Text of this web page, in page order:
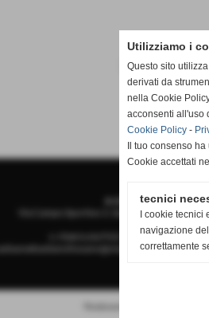
A.S.D.San Sebastiano
Via Campo Sportivo 3, San Sebastiano -
n. Matricola FIGC 710793 - P.I. PI
asdsansebastianofossano@virgilio.it-
Utilizziamo i
Questo sito
derivati da
nella Cookie
acconsenti all'uso
Cookie Policy -
Il tuo consenso
Cookie accettati
tecnici
I cookie
navigazione
correttamente